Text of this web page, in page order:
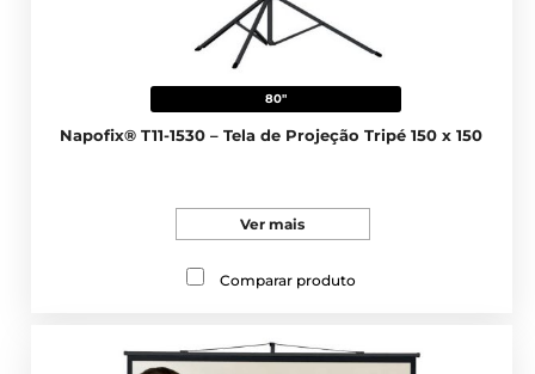
80"
Napofix® T11-1530 – Tela de Projeção Tripé 150 x 150
Ver mais
Comparar produto